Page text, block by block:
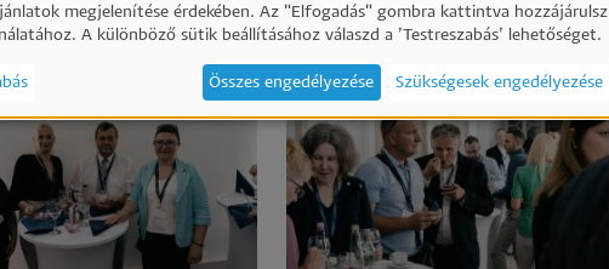
megjelenítése érdekében. Az "Elfogadás" gombra kattintva hozzájárulsz
A különböző sütik beállításához válaszd a ’Testreszabás’ lehetőséget.
Szükségesek engedélyezése
Összes engedélyezése